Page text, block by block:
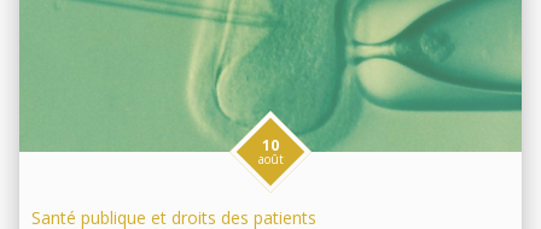
10
août
Santé publique et droits des patients